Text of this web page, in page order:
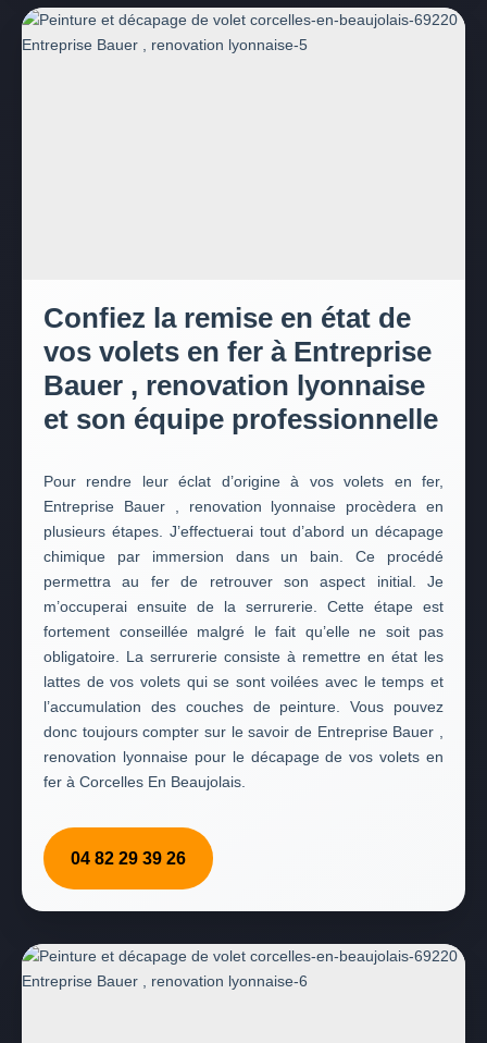
Confiez la remise en état de
vos volets en fer à Entreprise
Bauer , renovation lyonnaise
et son équipe professionnelle
Pour rendre leur éclat d’origine à vos volets en fer,
Entreprise Bauer , renovation lyonnaise procèdera en
plusieurs étapes. J’effectuerai tout d’abord un décapage
chimique par immersion dans un bain. Ce procédé
permettra au fer de retrouver son aspect initial. Je
m’occuperai ensuite de la serrurerie. Cette étape est
fortement conseillée malgré le fait qu’elle ne soit pas
obligatoire. La serrurerie consiste à remettre en état les
lattes de vos volets qui se sont voilées avec le temps et
l’accumulation des couches de peinture. Vous pouvez
donc toujours compter sur le savoir de Entreprise Bauer ,
renovation lyonnaise pour le décapage de vos volets en
fer à Corcelles En Beaujolais.
04 82 29 39 26